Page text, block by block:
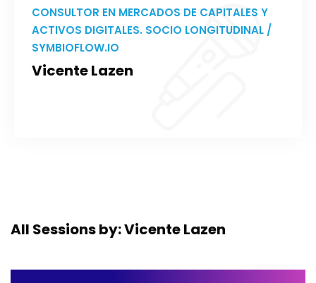
CONSULTOR EN MERCADOS DE CAPITALES Y
ACTIVOS DIGITALES. SOCIO LONGITUDINAL /
SYMBIOFLOW.IO
Vicente Lazen
All Sessions by: Vicente Lazen